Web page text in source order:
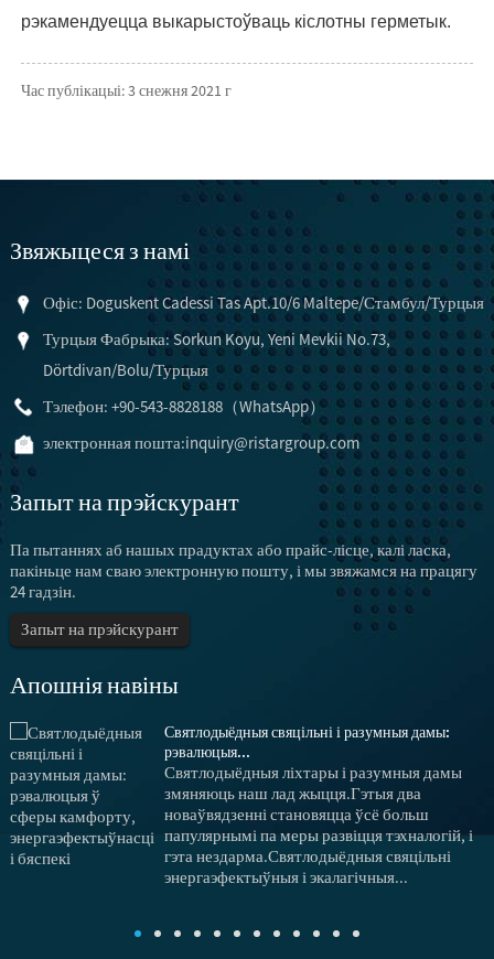
рэкамендуецца выкарыстоўваць кіслотны герметык.
Час публікацыі: 3 снежня 2021 г
Звяжыцеся з намі
Офіс: Doguskent Cadessi Tas Apt.10/6 Maltepe/Стамбул/Турцыя
Турцыя Фабрыка: Sorkun Koyu, Yeni Mevkii No.73,
Dörtdivan/Bolu/Турцыя
Тэлефон: +90-543-8828188（WhatsApp）
электронная пошта:inquiry@ristargroup.com
Запыт на прэйскурант
Па пытаннях аб нашых прадуктах або прайс-лісце, калі ласка,
пакіньце нам сваю электронную пошту, і мы звяжамся на працягу
24 гадзін.
Запыт на прэйскурант
Апошнія навіны
Святлодыёдныя свяцільні і разумныя дамы:
рэвалюцыя...
Святлодыёдныя ліхтары і разумныя дамы
змяняюць наш лад жыцця.Гэтыя два
новаўвядзенні становяцца ўсё больш
папулярнымі па меры развіцця тэхналогій, і
гэта нездарма.Святлодыёдныя свяцільні
энергаэфектыўныя і экалагічныя...